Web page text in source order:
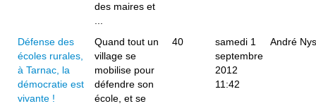
des maires et
Défense des
écoles rurales,
à Tarnac, la
démocratie est
vivante !
Quand tout un
village se
mobilise pour
défendre son
école, et se
40
samedi 1
septembre
2012
11:42
André Nys